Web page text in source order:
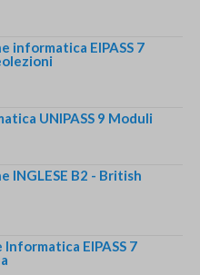
informatica EIPASS 7
UNIPASS 9 Moduli
INGLESE B2 - British
EIPASS 7